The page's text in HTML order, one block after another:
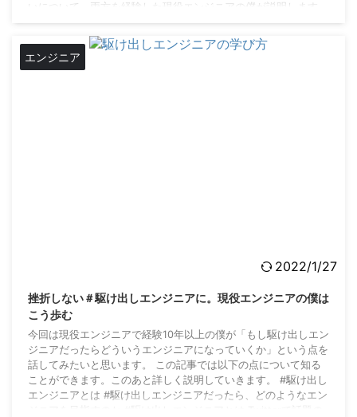
いについて、両方を経験した現役エンジニアの僕が説明します。
員で役職者として勤務していました。 ...
エンジニア
2022/1/27
挫折しない＃駆け出しエンジニアに。現役エンジニアの僕は
こう歩む
今回は現役エンジニアで経験10年以上の僕が「もし駆け出しエン
ジニアだったらどういうエンジニアになっていくか」という点を
話してみたいと思います。 この記事では以下の点について知る
ことができます。このあと詳しく説明していきます。 #駆け出し
エンジニアとは #駆け出しエンジニアだったら、どのようなエン